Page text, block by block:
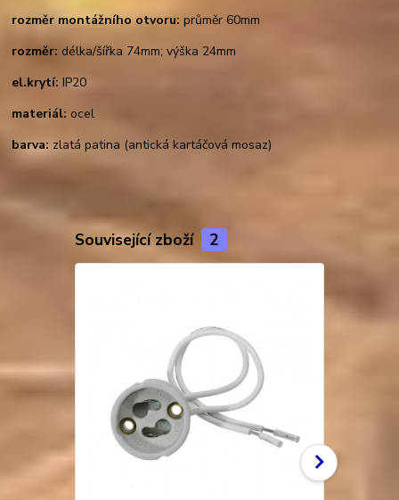
rozměr montážního otvoru:průměr 60mm
rozměr: délka/šířka 74mm; výška 24mm
el.krytí: IP20
materiál: ocel
barva: zlatá patina (antická kartáčová mosaz)
Související zboží 2